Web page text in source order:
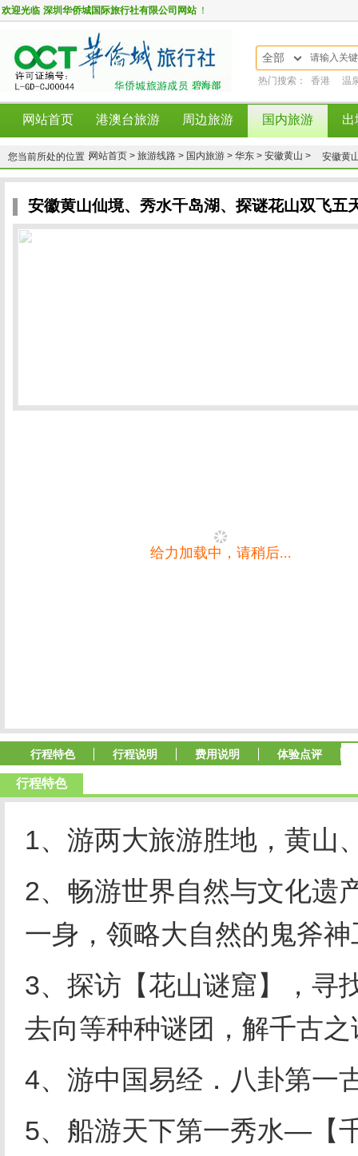
欢迎光临 深圳华侨城国际旅行社有限公司网站 ！
全部
热门搜索： 香港 温
网站首页 港澳台旅游 周边旅游 国内旅游 出
您当前所处的位置：网站首页 > 旅游线路 > 国内旅游 > 华东 > 安徽黄山 > 安徽黄
安徽黄山仙境、秀水千岛湖、探谜花山双飞五
给力加载中，请稍后...
行程特色 行程说明 费用说明 体验点评
行程特色
1、游两大旅游胜地，黄山
2、畅游世界自然与文化遗
一身，领略大自然的鬼斧神
3、探访【花山谜窟】，寻
去向等种种谜团，解千古之
4、游中国易经．八卦第一
5、船游天下第一秀水—【